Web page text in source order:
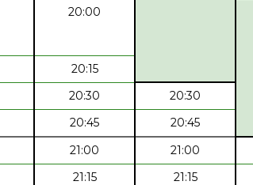
20:00
20:15
20:30 20:30
20:45 20:45
21:00 21:00
21:15 21:15